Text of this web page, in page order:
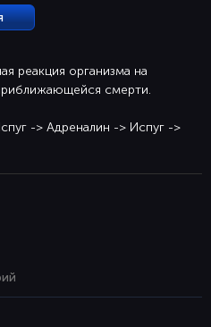
реакция организма на
смерти.
-> Адреналин -> Испуг ->